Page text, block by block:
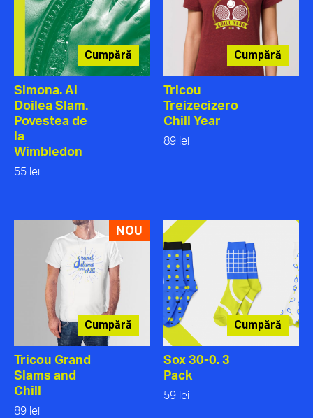
Cumpără
Simona. Al
Doilea Slam.
Povestea de
la
Wimbledon
55 lei
Cumpără
Tricou
Treizecizero
Chill Year
89 lei
NOU
Cumpără
Tricou Grand
Slams and
Chill
89 lei
Cumpără
Sox 30-0. 3
Pack
59 lei